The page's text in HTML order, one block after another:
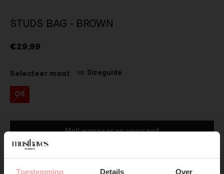
Toestemming Details Over
STUDS BAG - BROWN
€29,99
Selecteer maat Sizeguide
OS
Mail wanneer op voorraad
Gratis verzendingVanaf €75,-